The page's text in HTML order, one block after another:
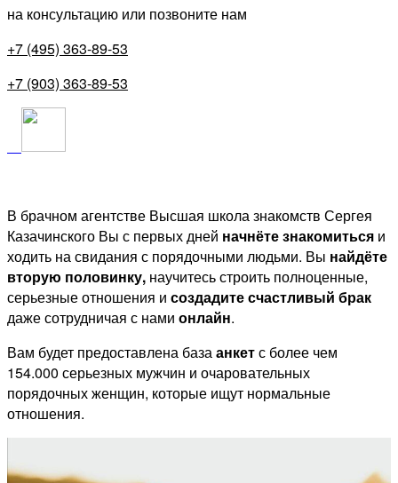
на консультацию или позвоните нам
+7 (495) 363-89-53
+7 (903) 363-89-53
В брачном агентстве Высшая школа знакомств Сергея
Казачинского Вы с первых дней начнёте знакомиться и
ходить на свидания с порядочными людьми. Вы найдёте
вторую половинку, научитесь строить полноценные,
серьезные отношения и создадите счастливый брак
даже сотрудничая с нами онлайн.
Вам будет предоставлена базаанкетс более чем
154.000 серьезных мужчин и очаровательных
порядочных женщин, которые ищут нормальные
отношения.